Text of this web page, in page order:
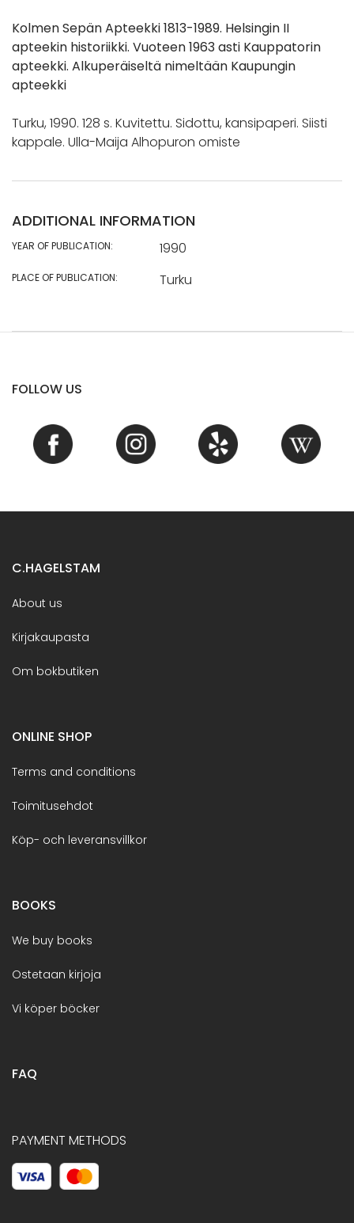
Kolmen Sepän Apteekki 1813-1989. Helsingin II
apteekin historiikki. Vuoteen 1963 asti Kauppatorin
apteekki. Alkuperäiseltä nimeltään Kaupungin
apteekki
Turku, 1990. 128 s. Kuvitettu. Sidottu, kansipaperi. Siisti
kappale. Ulla-Maija Alhopuron omiste
ADDITIONAL INFORMATION
YEAR OF PUBLICATION: 1990
PLACE OF PUBLICATION: Turku
FOLLOW US
C.HAGELSTAM
About us
Kirjakaupasta
Om bokbutiken
ONLINE SHOP
Terms and conditions
Toimitusehdot
Köp- och leveransvillkor
BOOKS
We buy books
Ostetaan kirjoja
Vi köper böcker
FAQ
PAYMENT METHODS